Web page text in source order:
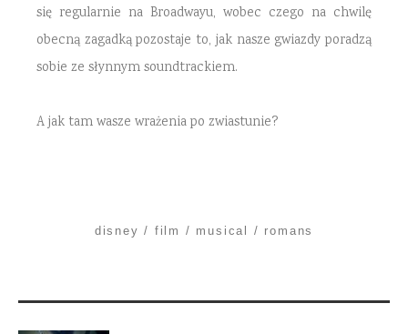
się regularnie na Broadwayu, wobec czego na chwilę
obecną zagadką pozostaje to, jak nasze gwiazdy poradzą
sobie ze słynnym soundtrackiem.
A jak tam wasze wrażenia po zwiastunie?
disney film musical romans